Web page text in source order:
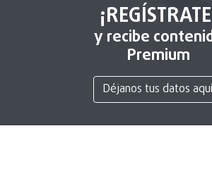
y recibe
Premium
Déjanos tus datos